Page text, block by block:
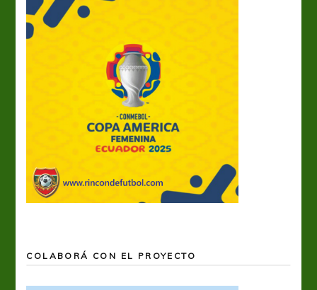
COLABORÁ CON EL PROYECTO